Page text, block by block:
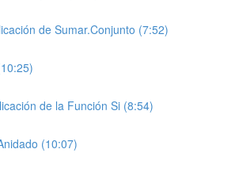
de Sumar.Conjunto (7:52)
de la Función Si (8:54)
(10:07)